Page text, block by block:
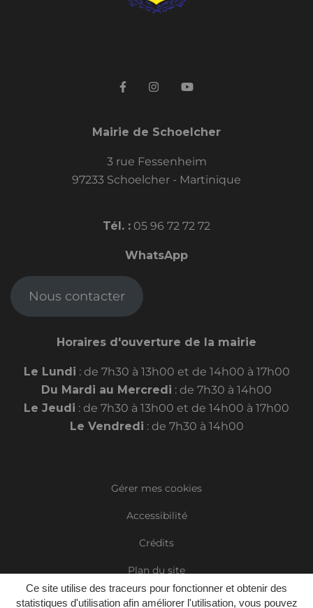
Ce site utilise des traceurs pour fonctionner et obtenir des
statistiques d'utilisation afin améliorer l'utilisation, vous pouvez
Mairie de Schoelcher
3 rue Fessenheim
97233 Schoelcher - Martinique
Tél. : 05 96 72 72 72
WhatsApp
Nous contacter
Horaires d'ouverture de la mairie
Le Lundi : de 7h30 à 13h00 et de 14h00 à 17h00
Du Mardi au Mercredi : de 7h30 à 14h00
Le Jeudi : de 7h30 à 13h00 et de 14h00 à 17h00
Le Vendredi : de 7h30 à 14h00
Gérer mes cookies
Accessibilité
Crédits
Plan du site
Mentions Légales